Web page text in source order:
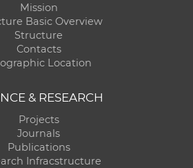
Mission
Basic Overview
Structure
Contacts
Location
& RESEARCH
Projects
Journals
Publications
Infracstructure